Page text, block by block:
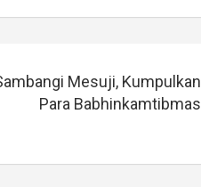
Mesuji, Kumpulkan
Para Babhinkamtibmas